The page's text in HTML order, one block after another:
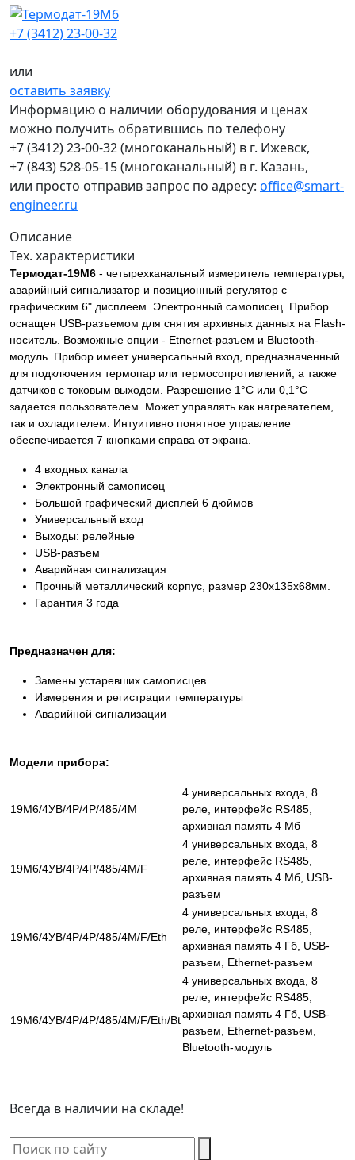
+7 (3412) 23-00-32
или
оставить заявку
Информацию о наличии оборудования и ценах
можно получить обратившись по телефону
+7 (3412) 23-00-32(многоканальный) в г. Ижевск,
+7 (843) 528-05-15(многоканальный) в г. Казань,
или просто отправив запрос по адресу: office@smart-
engineer.ru
Описание
Тех. характеристики
Термодат-19М6 - четырехканальный измеритель температуры,
аварийный сигнализатор и позиционный регулятор с
графическим 6" дисплеем. Электронный самописец. Прибор
оснащен USB-разъемом для снятия архивных данных на Flash-
носитель. Возможные опции - Etnernet-разъем и Bluetooth-
модуль. Прибор имеет универсальный вход, предназначенный
для подключения термопар или термосопротивлений, а также
датчиков с токовым выходом. Разрешение 1°С или 0,1°С
задается пользователем. Может управлять как нагревателем,
так и охладителем. Интуитивно понятное управление
обеспечивается 7 кнопками справа от экрана.
4 входных канала
Электронный самописец
Большой графический дисплей 6 дюймов
Универсальный вход
Выходы: релейные
USB-разъем
Аварийная сигнализация
Прочный металлический корпус, размер 230х135х68мм.
Гарантия 3 года
Предназначен для:
Замены устаревших самописцев
Измерения и регистрации температуры
Аварийной сигнализации
Модели прибора:
19М6/4УВ/4Р/4Р/485/4М
4 универсальных входа, 8
реле, интерфейс RS485,
архивная память 4 Мб
19М6/4УВ/4Р/4Р/485/4М/F
4 универсальных входа, 8
реле, интерфейс RS485,
архивная память 4 Мб, USB-
разъем
19М6/4УВ/4Р/4Р/485/4М/F/Eth
4 универсальных входа, 8
реле, интерфейс RS485,
архивная память 4 Гб, USB-
разъем, Ethernet-разъем
19М6/4УВ/4Р/4Р/485/4М/F/Eth/Bt
4 универсальных входа, 8
реле, интерфейс RS485,
архивная память 4 Гб, USB-
разъем, Ethernet-разъем,
Bluetooth-модуль
Всегда в наличии на складе!